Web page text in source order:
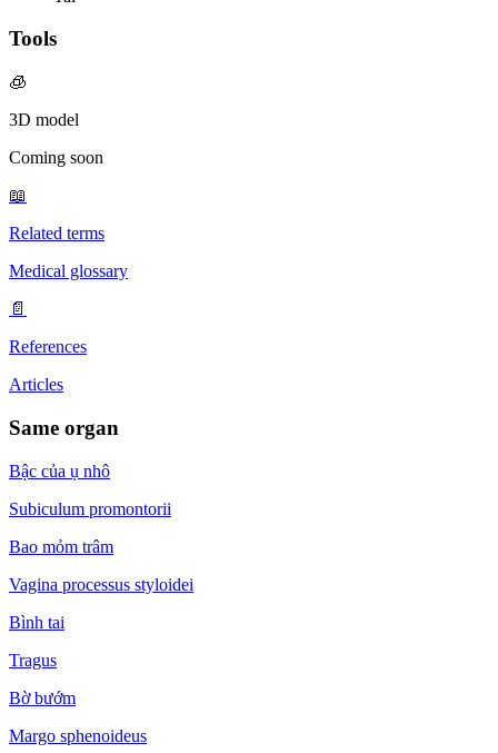
Tools
🧊
3D model
Coming soon
📖
Related terms
Medical glossary
📄
References
Articles
Same organ
Bậc của ụ nhô
Subiculum promontorii
Bao mỏm trâm
Vagina processus styloidei
Bình tai
Tragus
Bờ bướm
Margo sphenoideus